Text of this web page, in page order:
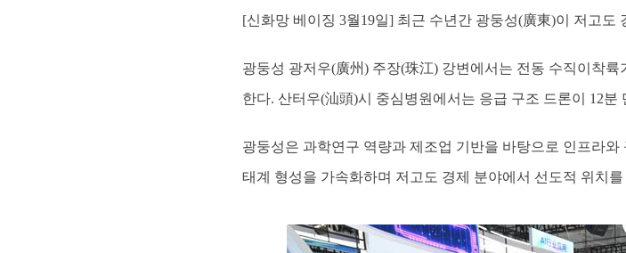
[신화망 베이징 3월19일] 최근 수년간 광둥성(廣東)이 저고
광둥성 광저우(廣州) 주장(珠江) 강변에서는 전동 수직이착
한다. 산터우(汕頭)시 중심병원에서는 응급 구조 드론이 12
광둥성은 과학연구 역량과 제조업 기반을 바탕으로 인프라
태계 형성을 가속화하며 저고도 경제 분야에서 선도적 위치